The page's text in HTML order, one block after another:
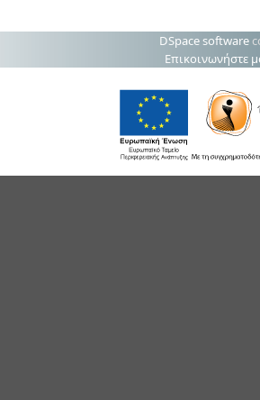
DSpace software
Επικοινωνήστε